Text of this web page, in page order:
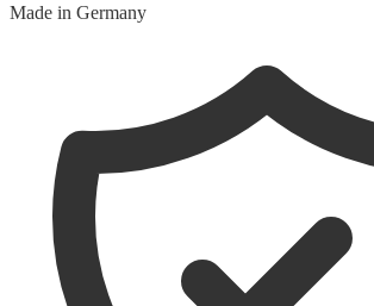
Made in Germany